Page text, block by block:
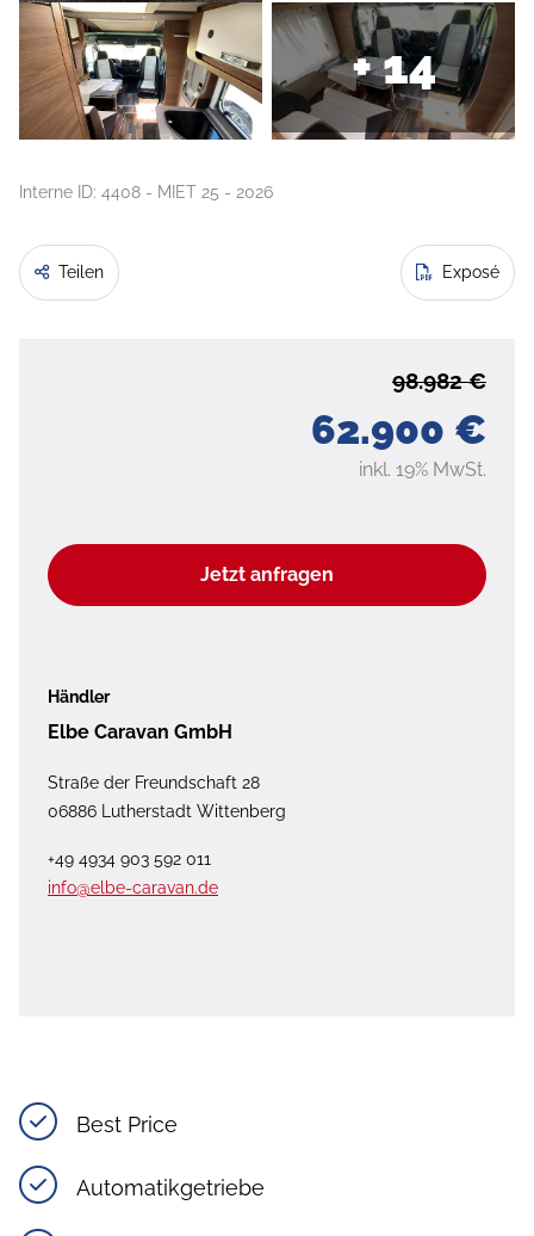
+ 14
Interne ID: 4408 - MIET 25 - 2026
Teilen Exposé
62.900 €
98.982 €
inkl. 19% MwSt.
Jetzt anfragen
Händler
Elbe Caravan GmbH
Straße der Freundschaft 28
06886 Lutherstadt Wittenberg
+49 4934 903 592 011
info@elbe-caravan.de
Best Price
Automatikgetriebe